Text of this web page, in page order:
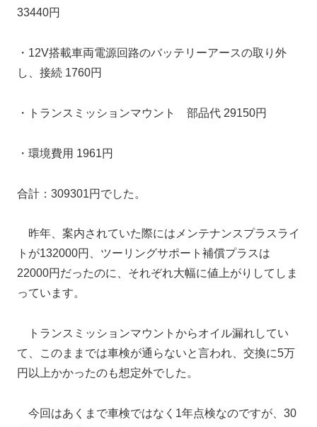
33440円
・12V搭載車両電源回路のバッテリーアースの取り外
し、接続 1760円
・トランスミッションマウント 部品代 29150円
・環境費用 1961円
合計：309301円でした。
昨年、案内されていた際にはメンテナンスプラスライ
トが132000円、ツーリングサポート補償プラスは
22000円だったのに、それぞれ大幅に値上がりしてしま
っています。
トランスミッションマウントからオイル漏れしてい
て、このままでは車検が通らないと言われ、交換に5万
円以上かかったのも想定外でした。
今回はあくまで車検ではなく1年点検なのですが、30